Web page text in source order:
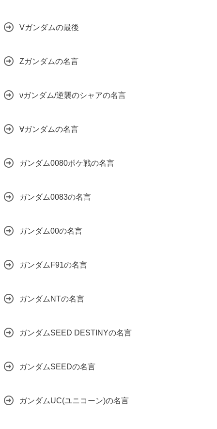
Vガンダムの最後
Zガンダムの名言
νガンダム/逆襲のシャアの名言
∀ガンダムの名言
ガンダム0080ポケ戦の名言
ガンダム0083の名言
ガンダム00の名言
ガンダムF91の名言
ガンダムNTの名言
ガンダムSEED DESTINYの名言
ガンダムSEEDの名言
ガンダムUC(ユニコーン)の名言